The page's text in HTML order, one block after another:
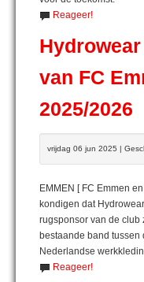
Reageer!
van FC
2025/2026
vrijdag 06 jun 2025 |
EMMEN [ FC Emmen
kondigen dat
rugsponsor van de club
bestaande band tussen
Nederlandse
Reageer!